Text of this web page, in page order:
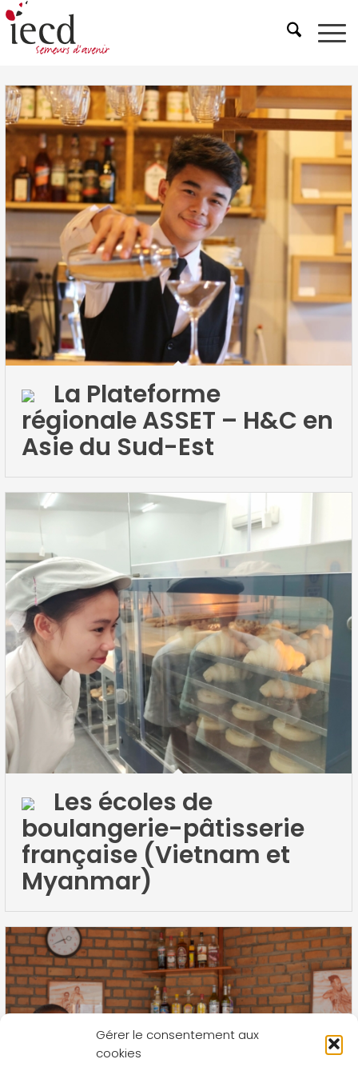
Gérer le consentement aux
cookies
La Plateforme
régionale ASSET – H&C en
Asie du Sud-Est
Les écoles de
boulangerie-pâtisserie
française (Vietnam et
Myanmar)